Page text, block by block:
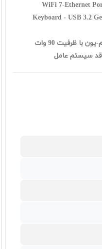
WiFi 7-Ethernet
Keyboard - USB 3.2
باتری 4 سلولی لیتیوم-یون با ظرفیت 90 وات
سیستم عامل